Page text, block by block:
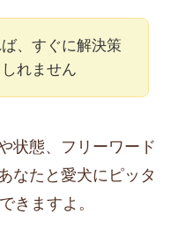
、すぐに解決策
れません
状態、フリーワード
なたと愛犬にピッタ
きますよ。